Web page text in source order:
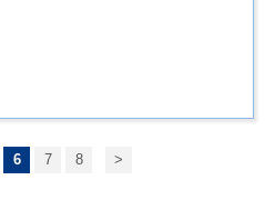
6 7 8 >